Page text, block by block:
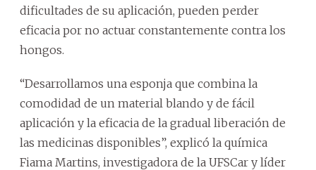
dificultades de su aplicación, pueden perder
eficacia por no actuar constantemente contra los
hongos.
“Desarrollamos una esponja que combina la
comodidad de un material blando y de fácil
aplicación y la eficacia de la gradual liberación de
las medicinas disponibles”, explicó la química
Fiama Martins, investigadora de la UFSCar y líder